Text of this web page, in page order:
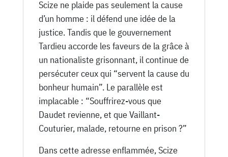
Scize ne plaide pas seulement la cause
d’un homme : il défend une idée de la
justice. Tandis que le gouvernement
Tardieu accorde les faveurs de la grâce à
un nationaliste grisonnant, il continue de
persécuter ceux qui “servent la cause du
bonheur humain”. Le parallèle est
implacable : “Souffrirez-vous que
Daudet revienne, et que Vaillant-
Couturier, malade, retourne en prison ?”
Dans cette adresse enflammée, Scize